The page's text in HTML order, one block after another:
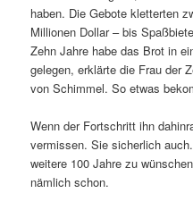
haben. Die Gebote kletterten
Millionen Dollar – bis
Zehn Jahre habe das Brot in
gelegen, erklärte die Frau der
von Schimmel. So etwas
Wenn der Fortschritt ihn
vermissen. Sie sicherlich
weitere 100 Jahre zu
nämlich schon.